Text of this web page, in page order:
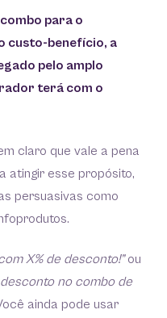
para o
custo-benefício, a
pelo amplo
terá com o
claro que vale a pena
atingir esse propósito,
persuasivas como
X% de desconto!”ou
desconto no combo de
ainda pode usar